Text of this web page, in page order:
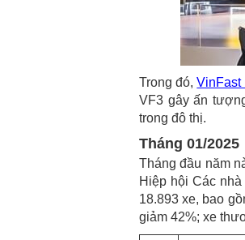
Trong đó,VinFast
VF3 gây ấn
trong đô thị.
Tháng 01/2025
Tháng đầu năm
Hiệp hội Các
18.893 xe, bao
giảm 42%; xe